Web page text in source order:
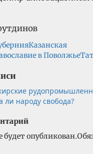
Казанская
в Поволжье
ли народу свобода?
будет опубликован.